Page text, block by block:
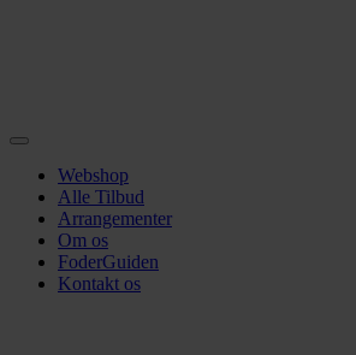
Webshop
Alle Tilbud
Arrangementer
Om os
FoderGuiden
Kontakt os